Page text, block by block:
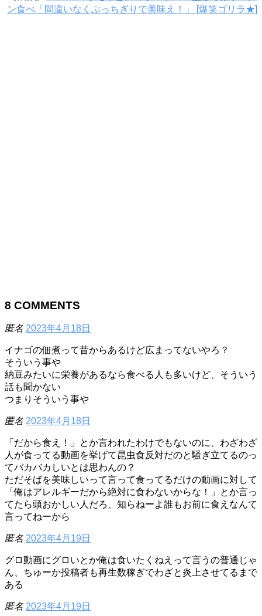
ン食べ「間違いなくぶっちぎりで美味え！」 [爆笑ゴリラ★]
8 COMMENTS
匿名 2023年4月18日
イナゴの佃煮って昔からあるけど広まってないやろ？
そういう事や
納豆みたいに栄養があるなら食べる人も多いけど、そういう
話も聞かない
つまりそういう事や
匿名 2023年4月18日
「だから食え！」とか言われたわけでもないのに、わざわざ
人が食ってる動画を挙げて昆虫食反対だのと騒ぎ立てるのっ
てバカバカしいとは思わんの？
ただそばを美味しいって言って食ってるだけの動画に対して
「俺はアレルギーだから絶対に食わないからな！」とか言っ
てたら頭おかしい人だろ、知らねーよ誰もお前に食えなんて
言ってねーから
匿名 2023年4月19日
グロ動画にグロいとか俺は食いたくねえって言うの普通じゃ
ん、ちゅーか投稿者も再生数稼ぎでわざと炎上させてるまで
ある
匿名 2023年4月19日